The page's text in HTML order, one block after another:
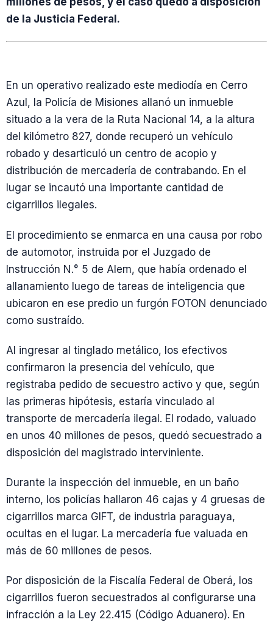
de la Justicia Federal.
En un operativo realizado este mediodía en Cerro
Azul, la Policía de Misiones allanó un inmueble
situado a la vera de la Ruta Nacional 14, a la altura
del kilómetro 827, donde recuperó un vehículo
robado y desarticuló un centro de acopio y
distribución de mercadería de contrabando. En el
lugar se incautó una importante cantidad de
cigarrillos ilegales.
El procedimiento se enmarca en una causa por robo
de automotor, instruida por el Juzgado de
Instrucción N.° 5 de Alem, que había ordenado el
allanamiento luego de tareas de inteligencia que
ubicaron en ese predio un furgón FOTON denunciado
como sustraído.
Al ingresar al tinglado metálico, los efectivos
confirmaron la presencia del vehículo, que
registraba pedido de secuestro activo y que, según
las primeras hipótesis, estaría vinculado al
transporte de mercadería ilegal. El rodado, valuado
en unos 40 millones de pesos, quedó secuestrado a
disposición del magistrado interviniente.
Durante la inspección del inmueble, en un baño
interno, los policías hallaron 46 cajas y 4 gruesas de
cigarrillos marca GIFT, de industria paraguaya,
ocultas en el lugar. La mercadería fue valuada en
más de 60 millones de pesos.
Por disposición de la Fiscalía Federal de Oberá, los
cigarrillos fueron secuestrados al configurarse una
infracción a la Ley 22.415 (Código Aduanero). En